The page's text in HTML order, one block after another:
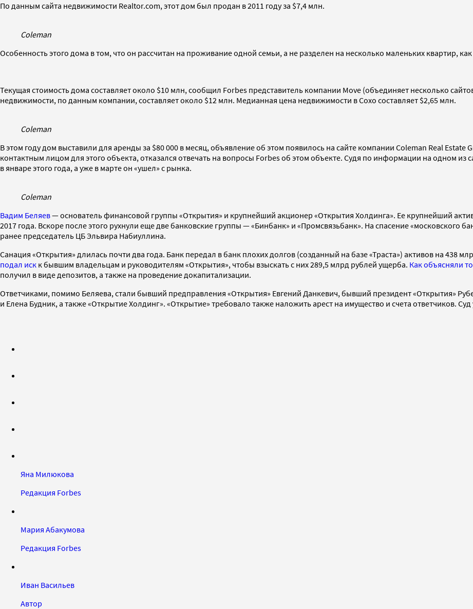
По данным сайта недвижимости Realtor.com, этот дом был продан в 2011 году за $7,4 млн.
Coleman
Особенность этого дома в том, что он рассчитан на проживание одной семьи, а не разделен на несколько маленьких квартир,
Текущая стоимость дома составляет около $10 млн, сообщил Forbes представитель компании Move (объединяет несколько
недвижимости, по данным компании, составляет около $12 млн. Медианная цена недвижимости в Сохо составляет $2,65 млн.
Coleman
В этом году дом выставили для аренды за $80 000 в месяц, объявление об этом появилось на сайте компании Coleman Real
контактным лицом для этого объекта, отказался отвечать на вопросы Forbes об этом объекте. Судя по информации на одном
в январе этого года, а уже в марте он «ушел» с рынка.
Coleman
Вадим Беляев— основатель финансовой группы «Открытия» и крупнейший акционер «Открытия Холдинга». Ее крупнейший
2017 года. Вскоре после этого рухнули еще две банковские группы — «Бинбанк» и «Промсвязьбанк». На спасение «московского
ранее председатель ЦБ Эльвира Набиуллина.
Санация «Открытия» длилась почти два года. Банк передал в банк плохих долгов (созданный на базе «Траста») активов на 438
подал иск к бывшим владельцам и руководителям «Открытия», чтобы взыскать с них 289,5 млрд рублей ущерба. Как объясняли
получил в виде депозитов, а также на проведение докапитализации.
Ответчиками, помимо Беляева, стали бывший предправления «Открытия» Евгений Данкевич, бывший президент «Открытия»
и Елена Будник, а также «Открытие Холдинг». «Открытие» требовало также наложить арест на имущество и счета ответчиков.
Яна Милюкова
Редакция Forbes
Мария Абакумова
Редакция Forbes
Иван Васильев
Автор